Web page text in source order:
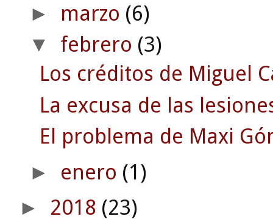
► marzo (6)
▼ febrero (3)
Los créditos de Miguel
La excusa de las
El problema de Maxi
► enero (1)
► 2018 (23)